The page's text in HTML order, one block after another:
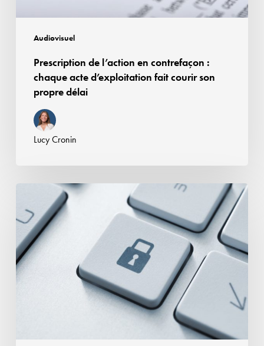
Audiovisuel
fait
courir
proprePrescription de l’action en contrefaçon :
chaque acte d’exploitation fait courir son
propre délai
Lucy Cronin
d’abonnements
:
le
modèle
Spliiit
conditions